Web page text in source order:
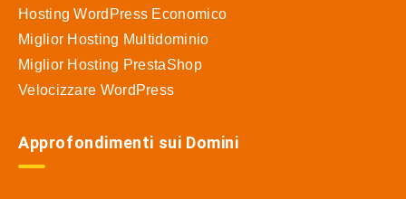
Hosting WordPress Economico
Miglior Hosting Multidominio
Miglior Hosting PrestaShop
Velocizzare WordPress
Approfondimenti sui Domini